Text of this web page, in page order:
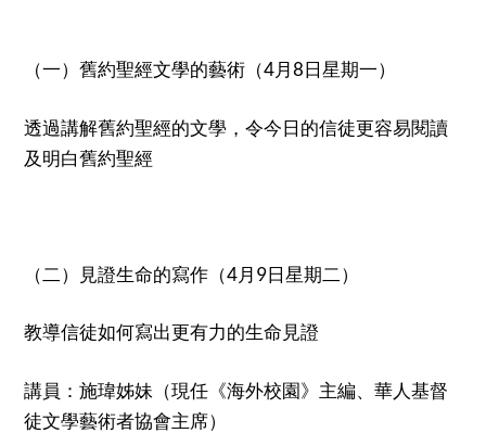
（一）舊約聖經文學的藝術（4月8日星期一）
透過講解舊約聖經的文學，令今日的信徒更容易閱讀
及明白舊約聖經
（二）見證生命的寫作（4月9日星期二）
教導信徒如何寫出更有力的生命見證
講員：施瑋姊妹（現任《海外校園》主編、華人基督
徒文學藝術者協會主席）